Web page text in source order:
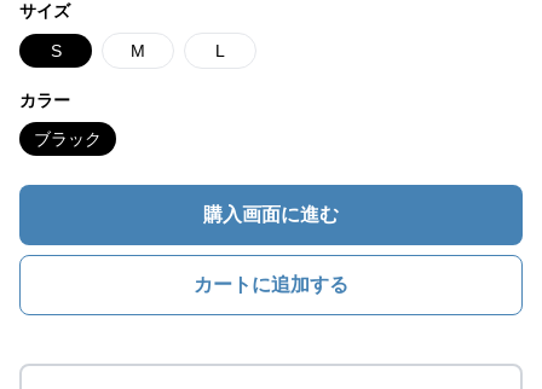
サイズ
S M L
カラー
ブラック
購入画面に進む
カートに追加する